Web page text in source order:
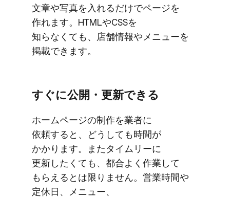
文章や​写真を​入れるだけで​ページを​
作れます。​HTMLや​CSSを​
知らなくても、​店舗情報や​メニューを​
掲載できます。
すぐに​公開・更新できる
ホームページの​制作を​業者に​
依頼すると、​どうしても​時間が​
かかります。​また​タイムリーに​
更新したくても、​都合よく​作業して​
もらえるとは​限りません。​営業時間や​
定休日、​メニュー、​